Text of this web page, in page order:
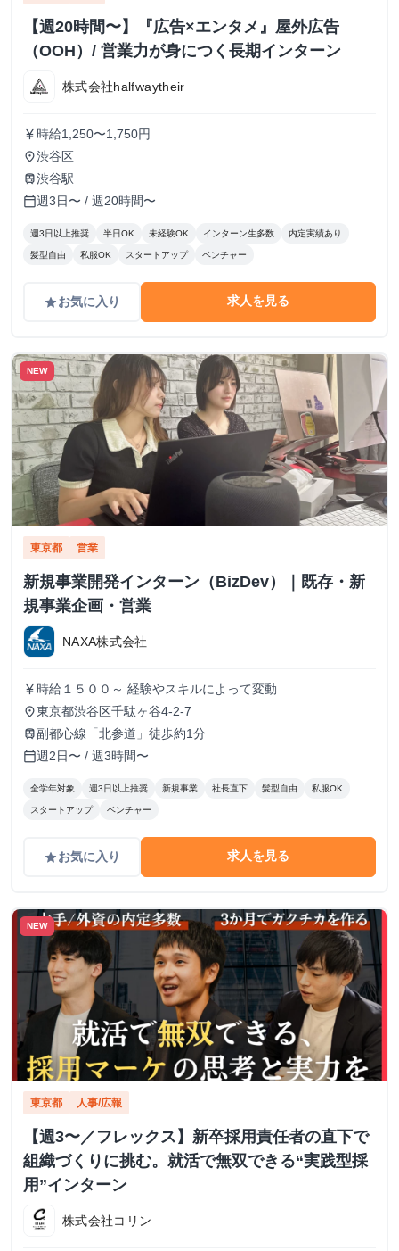
【週20時間〜】『広告×エンタメ』屋外広告
（OOH）/ 営業力が身につく長期インターン
株式会社halfwaytheir
currency_yen 時給1,250〜1,750円
place渋谷区
train渋谷駅
calendar_today週3日〜 / 週20時間〜
週3日以上推奨 半日OK 未経験OK インターン生多数 内定実績あり
髪型自由 私服OK スタートアップ ベンチャー
gradeお気に入り 求人を見る
NEW
東京都 営業
新規事業開発インターン（BizDev）｜既存・新
規事業企画・営業
NAXA株式会社
currency_yen 時給１５００～ 経験やスキルによって変動
place東京都渋谷区千駄ヶ谷4-2-7
train副都心線「北参道」徒歩約1分
calendar_today週2日〜 / 週3時間〜
全学年対象 週3日以上推奨 新規事業 社長直下 髪型自由 私服OK
スタートアップ ベンチャー
gradeお気に入り 求人を見る
NEW
東京都 人事/広報
【週3〜／フレックス】新卒採用責任者の直下で
組織づくりに挑む。就活で無双できる“実践型採
用”インターン
株式会社コリン